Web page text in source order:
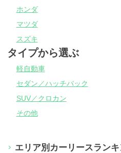
ホンダ
マツダ
スズキ
タイプから選ぶ
軽自動車
セダン／ハッチバック
SUV／クロカン
その他
エリア別カーリースラン